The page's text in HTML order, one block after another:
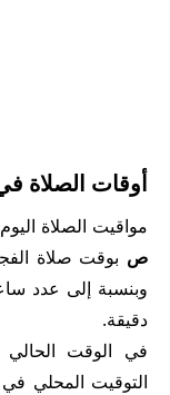
أوقات الصلاة
مواقيت الصلاة
ص بوقت صلاة
دقيقة.
في الوقت
التوقيت المحلي